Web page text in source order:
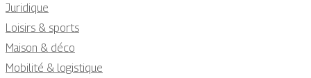
Juridique
Loisirs & sports
Maison & déco
Mobilité & logistique